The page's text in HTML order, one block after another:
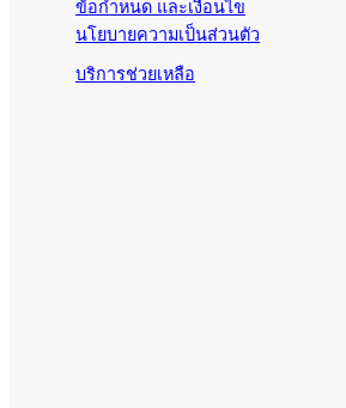
ข้อกำหนด และเงื่อนไข
นโยบายความเป็นส่วนตัว
บริการช่วยเหลือ